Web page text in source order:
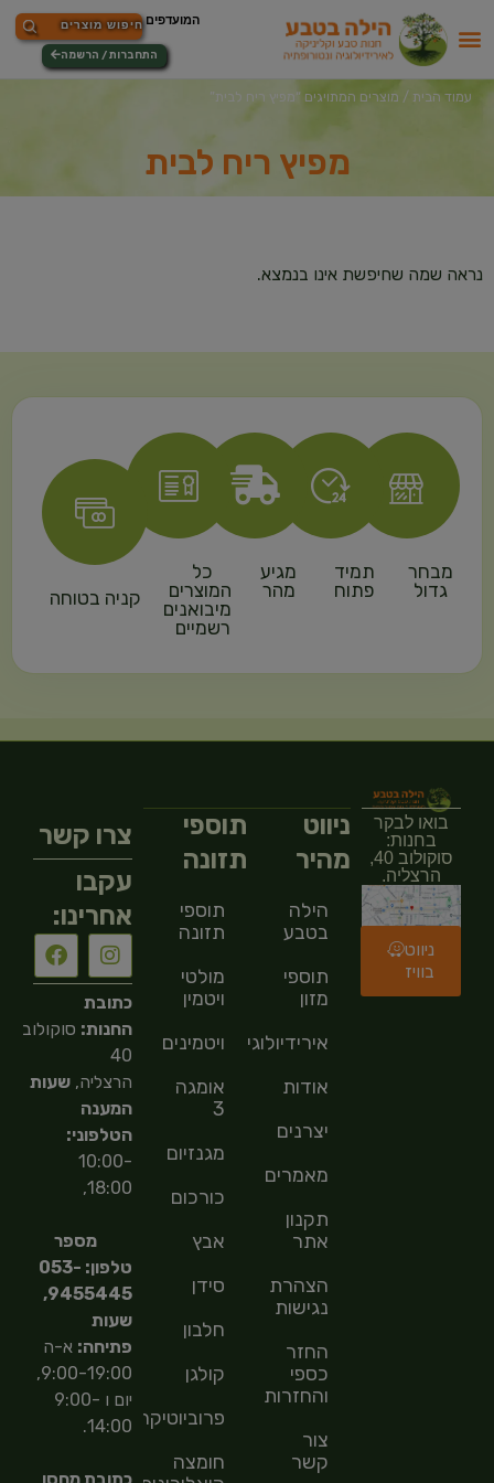
התחברות / הרשמה
עמוד הבית / מוצרים המתויגים “מפיץ ריח לבית”
מפיץ ריח לבית
נראה שמה שחיפשת אינו בנמצא.
מבחר
גדול
תמיד
פתוח
מגיע
מהר
כל
המוצרים
מיבואנים
רשמיים
קניה בטוחה
בואו לבקר
בחנות:
סוקולוב 40,
הרצליה.
ניווט
בוויז
ניווט
מהיר
הילה
בטבע
תוספי
מזון
אירידיולוגיה
אודות
יצרנים
מאמרים
תקנון
אתר
הצהרת
נגישות
החזר
כספי
והחזרות
צור
קשר
תוספי
תזונה
תוספי
תזונה
מולטי
ויטמין
ויטמינים
אומגה
3
מגנזיום
כורכום
אבץ
סידן
חלבון
קולגן
פרוביוטיקה
חומצה
צרו קשר
עקבו
אחרינו:
כתובת
החנות: סוקולוב
40
הרצליה,שעות
המענה
הטלפוני:
10:00-
18:00,
מספר
טלפון: 053-
9455445,
שעות
פתיחה: א-ה
9:00-19:00,
יום ו 9:00-
14:00.